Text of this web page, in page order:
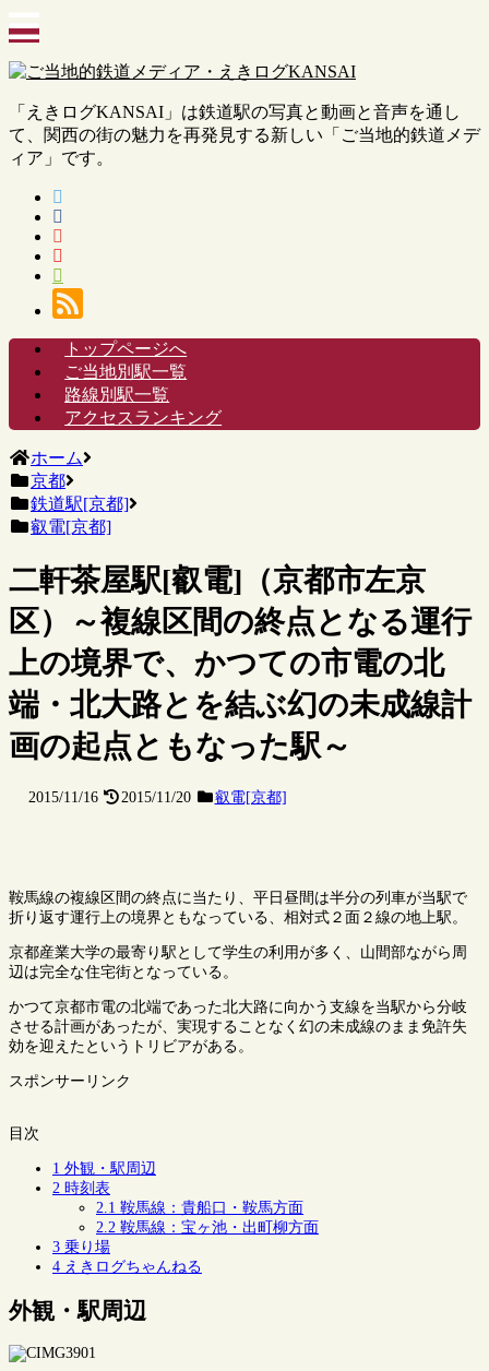
「えきログKANSAI」は鉄道駅の写真と動画と音声を通し
て、関西の街の魅力を再発見する新しい「ご当地的鉄道メデ
ィア」です。
トップページへ
ご当地別駅一覧
路線別駅一覧
アクセスランキング
ホーム
京都
鉄道駅[京都]
叡電[京都]
二軒茶屋駅[叡電]（京都市左京
区）～複線区間の終点となる運行
上の境界で、かつての市電の北
端・北大路とを結ぶ幻の未成線計
画の起点ともなった駅～
2015/11/16 2015/11/20 叡電[京都]
鞍馬線の複線区間の終点に当たり、平日昼間は半分の列車が当駅で
折り返す運行上の境界ともなっている、相対式２面２線の地上駅。
京都産業大学の最寄り駅として学生の利用が多く、山間部ながら周
辺は完全な住宅街となっている。
かつて京都市電の北端であった北大路に向かう支線を当駅から分岐
させる計画があったが、実現することなく幻の未成線のまま免許失
効を迎えたというトリビアがある。
スポンサーリンク
目次
1 外観・駅周辺
2 時刻表
2.1 鞍馬線：貴船口・鞍馬方面
2.2 鞍馬線：宝ヶ池・出町柳方面
3 乗り場
4 えきログちゃんねる
外観・駅周辺